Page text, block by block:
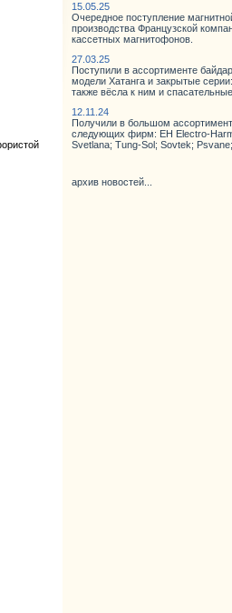
15.05.25
Очередное поступление
производства Французской
кассетных магнитофонов.
27.03.25
Поступили в ассортименте
модели Хатанга и закрытые
также вёсла к ним и
12.11.24
Получили в большом
следующих фирм: EH Electro-
Svetlana; Tung-Sol; Sovtek;
архив новостей...